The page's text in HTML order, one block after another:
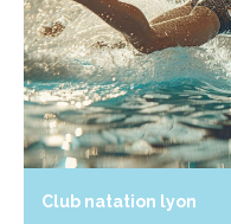
Club natation lyon